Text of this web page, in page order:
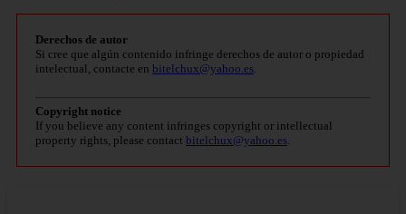
Derechos de autor
Si cree que algún contenido infringe derechos de autor o propiedad
intelectual, contacte en bitelchux@yahoo.es.
Copyright notice
If you believe any content infringes copyright or intellectual
property rights, please contact bitelchux@yahoo.es.